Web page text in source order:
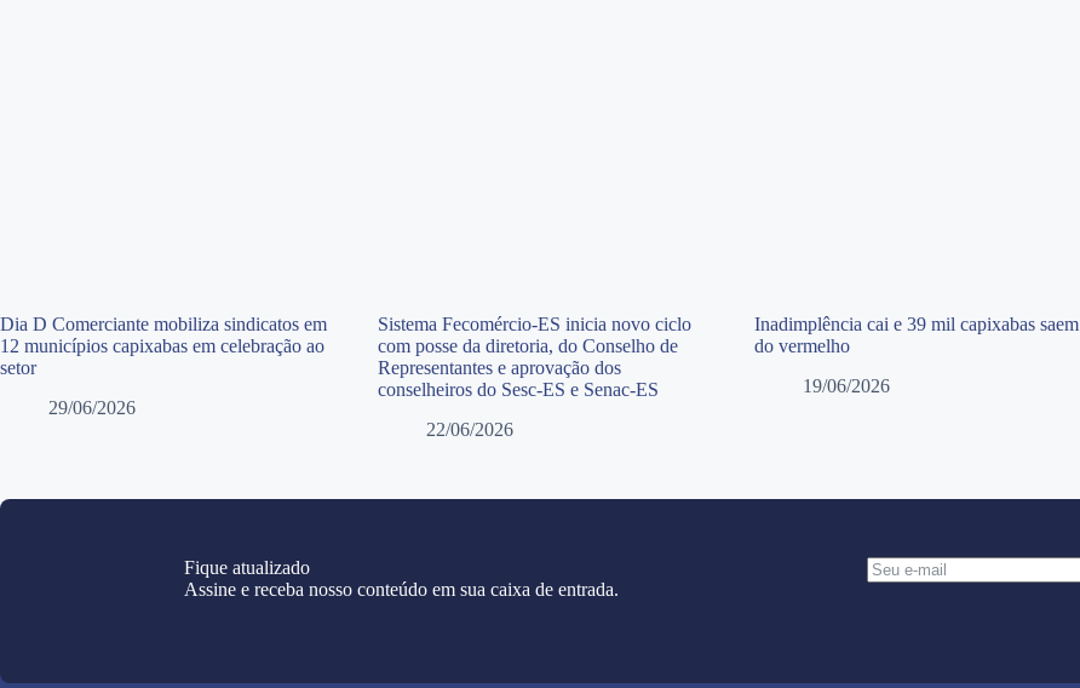
Dia D Comerciante mobiliza sindicatos em
12 municípios capixabas em celebração ao
setor
29/06/2026
Sistema Fecomércio-ES inicia novo ciclo
com posse da diretoria, do Conselho de
Representantes e aprovação dos
conselheiros do Sesc-ES e Senac-ES
22/06/2026
Inadimplência cai e 39 mil capixabas saem
do vermelho
19/06/2026
Fique atualizado
Assine e receba nosso conteúdo em sua caixa de entrada.